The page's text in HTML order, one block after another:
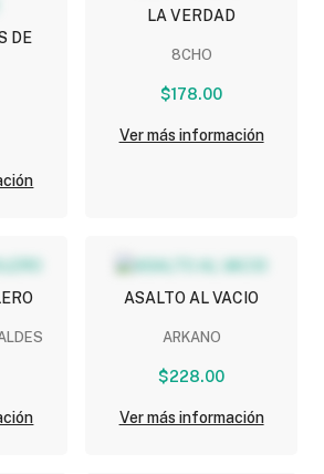
DE
LA VERDAD
8CHO
$178.00
Ver más información
ASALTO AL VACIO
ARKANO
$228.00
Ver más información